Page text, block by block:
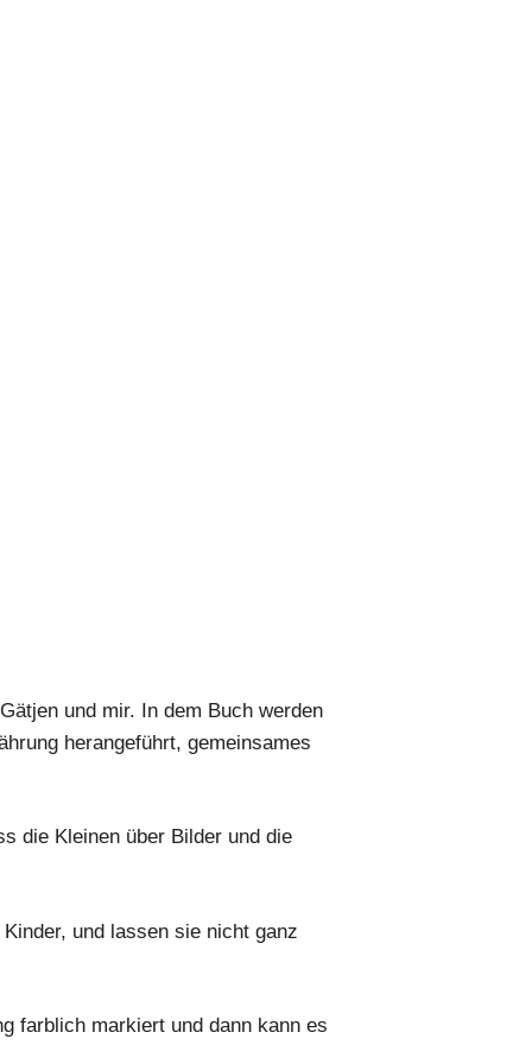
und mir. In dem Buch werden
herangeführt, gemeinsames
die Kleinen über Bilder und die
und lassen sie nicht ganz
farblich markiert und dann kann es